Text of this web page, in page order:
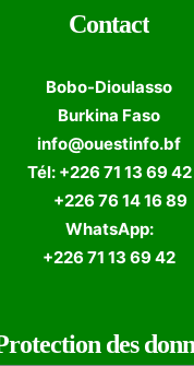
Contact
Bobo-Dioulasso
Burkina Faso
info@ouestinfo.bf
Tél: +226 71 13 69 42
+226 76 14 16 89
WhatsApp:
+226 71 13 69 42
des